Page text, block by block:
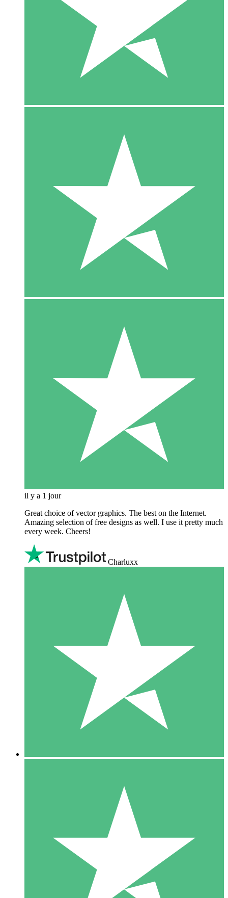
il y a 1 jour
Great choice of vector graphics. The best on the Internet.
Amazing selection of free designs as well. I use it pretty much
every week. Cheers!
Charluxx